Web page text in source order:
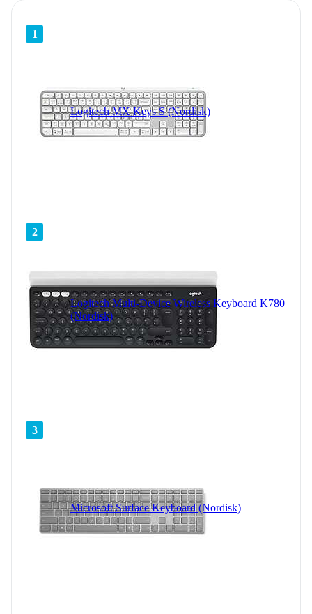
1
Logitech MX Keys S (Nordisk)
2
Logitech Multi-Device Wireless Keyboard K780
(Nordisk)
3
Microsoft Surface Keyboard (Nordisk)